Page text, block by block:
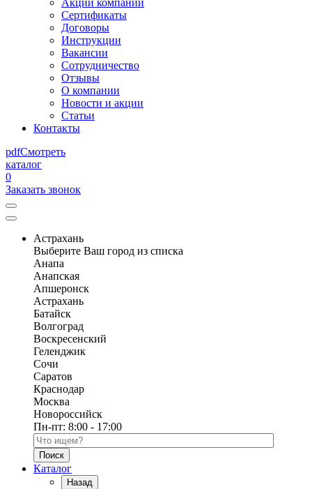
Акции компании
Сертификаты
Договоры
Инструкции
Вакансии
Сотрудничество
Отзывы
О компании
Новости и акции
Статьи
Контакты
pdfСмотреть
каталог
0
Заказать звонок
Астрахань
Выберите Ваш город из списка
Анапа
Анапская
Апшеронск
Астрахань
Батайск
Волгоград
Воскресенский
Геленджик
Сочи
Саратов
Краснодар
Москва
Новороссийск
Пн-пт: 8:00 - 17:00
Поиск по каталогу
Каталог
Назад